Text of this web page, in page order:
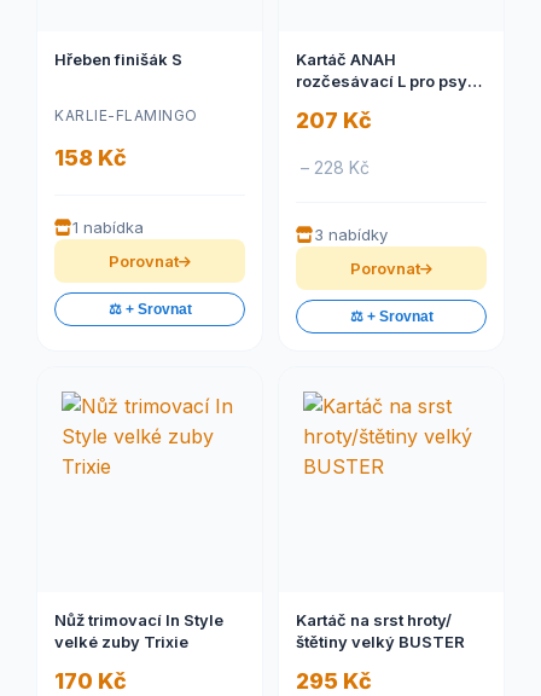
Hřeben finišák S
KARLIE-FLAMINGO
158 Kč
1 nabídka
Porovnat
⚖️ + Srovnat
Kartáč ANAH
rozčesávací L pro psy
207 Kč
– 228 Kč
3 nabídky
Porovnat
⚖️ + Srovnat
Nůž trimovací In Style
velké zuby Trixie
170 Kč
Kartáč na srst hroty/
štětiny velký BUSTER
295 Kč